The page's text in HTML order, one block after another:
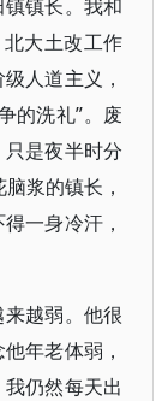
镇长。我和
大土改工作
人道主义，
的洗礼”。废
是夜半时分
浆的镇长，
一身冷汗，
越弱。他很
年老体弱，
仍然每天出